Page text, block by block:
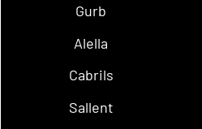
Gurb
Alella
Cabrils
Sallent